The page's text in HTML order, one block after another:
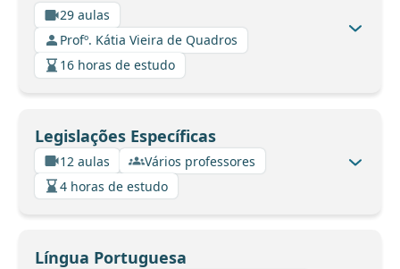
29 aulas
Profº. Kátia Vieira de Quadros
16 horas de estudo
Legislações Específicas
12 aulas
Vários professores
4 horas de estudo
Língua Portuguesa